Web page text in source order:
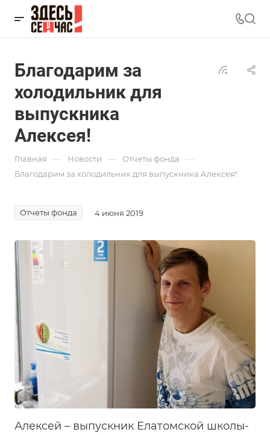
Благодарим за
холодильник для
выпускника
Алексея!
Главная — Новости — Отчеты фонда —
Благодарим за холодильник для выпускника Алексея!
Отчеты фонда 4 июня 2019
Алексей – выпускник Елатомской школы-